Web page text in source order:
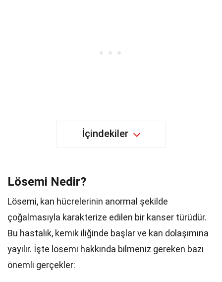
İçindekiler
Lösemi Nedir?
Lösemi, kan hücrelerinin anormal şekilde
çoğalmasıyla karakterize edilen bir kanser türüdür.
Bu hastalık, kemik iliğinde başlar ve kan dolaşımına
yayılır. İşte lösemi hakkında bilmeniz gereken bazı
önemli gerçekler: